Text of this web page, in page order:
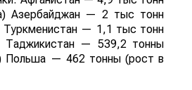
Азербайджан — 2 тыс тонн
Туркменистан — 1,1 тыс тонн
Таджикистан — 539,2 тонны
Польша — 462 тонны (рост в